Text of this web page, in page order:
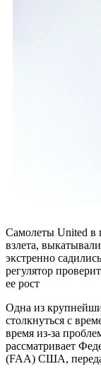
Самолеты United в
взлета,
экстренно
регулятор
ее рост
Одна из
столкнуться с
время из-за
рассматривает
(FAA) США,